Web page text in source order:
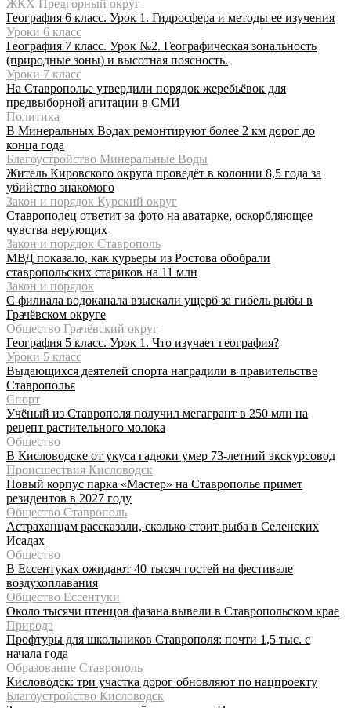
ЖКХ Предгорный округ
География 6 класс. Урок 1. Гидросфера и методы ее изучения
Уроки 6 класс
География 7 класс. Урок №2. Географическая зональность
(природные зоны) и высотная поясность.
Уроки 7 класс
На Ставрополье утвердили порядок жеребьёвок для
предвыборной агитации в СМИ
Политика
В Минеральных Водах ремонтируют более 2 км дорог до
конца года
Благоустройство Минеральные Воды
Житель Кировского округа проведёт в колонии 8,5 года за
убийство знакомого
Закон и порядок Курский округ
Ставрополец ответит за фото на аватарке, оскорбляющее
чувства верующих
Закон и порядок Ставрополь
МВД показало, как курьеры из Ростова обобрали
ставропольских стариков на 11 млн
Закон и порядок
С филиала водоканала взыскали ущерб за гибель рыбы в
Грачёвском округе
Общество Грачёвский округ
География 5 класс. Урок 1. Что изучает география?
Уроки 5 класс
Выдающихся деятелей спорта наградили в правительстве
Ставрополья
Спорт
Учёный из Ставрополя получил мегагрант в 250 млн на
рецепт растительного молока
Общество
В Кисловодске от укуса гадюки умер 73-летний экскурсовод
Происшествия Кисловодск
Новый корпус парка «Мастер» на Ставрополье примет
резидентов в 2027 году
Общество Ставрополь
Астраханцам рассказали, сколько стоит рыба в Селенских
Исадах
Общество
В Ессентуках ожидают 40 тысяч гостей на фестивале
воздухоплавания
Общество Ессентуки
Около тысячи птенцов фазана вывели в Ставропольском крае
Природа
Профтуры для школьников Ставрополя: почти 1,5 тыс. с
начала года
Образование Ставрополь
Кисловодск: три участка дорог обновляют по нацпроекту
Благоустройство Кисловодск